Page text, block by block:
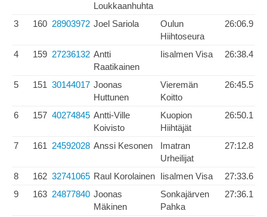
Loukkaanhuhta
3 160 28903972 Joel Sariola
Oulun
Hiihtoseura
26:06.9
4 159 27236132 Antti
Raatikainen
Iisalmen Visa 26:38.4
5 151 30144017 Joonas
Huttunen
Vieremän
Koitto
26:45.5
6 157 40274845 Antti-Ville
Koivisto
Kuopion
Hiihtäjät
26:50.1
7 161 24592028 Anssi Kesonen
Imatran
Urheilijat
27:12.8
8 162 32741065 Raul Korolainen Iisalmen Visa
27:33.6
9
163 24877840 Joonas
Mäkinen
Sonkajärven
Pahka
27:36.1